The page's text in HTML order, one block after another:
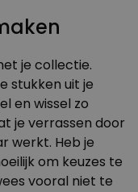
je collectie.
stukken uit je
en wissel zo
je verrassen door
werkt. Heb je
om keuzes te
vooral niet te